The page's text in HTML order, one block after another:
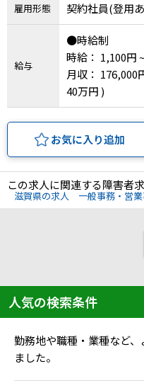
雇用形態 契約社員(登用
給与
●時給制
時給： 1,100円
月収： 176,000
40万円 )
お気に入り追加
この求人に関連する障害者
滋賀県の求人 一般事務・営
人気の検索条件
勤務地や職種・業種など
ました。